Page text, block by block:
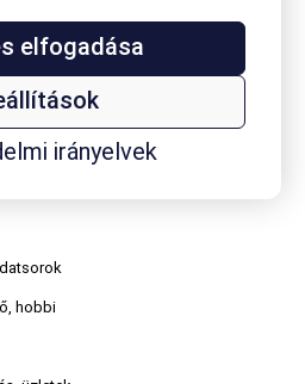
elfogadása
irányelvek
körömgomba
online játék orrdugulás
vitaminvásárlás
vény nélkül
hobbi